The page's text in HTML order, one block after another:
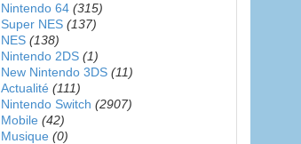
Nintendo 64 (315)
Super NES (137)
NES (138)
Nintendo 2DS (1)
New Nintendo 3DS (11)
Actualité (111)
Nintendo Switch (2907)
Mobile (42)
Musique (0)